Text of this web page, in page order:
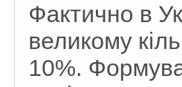
Фактично в
великому
10%.